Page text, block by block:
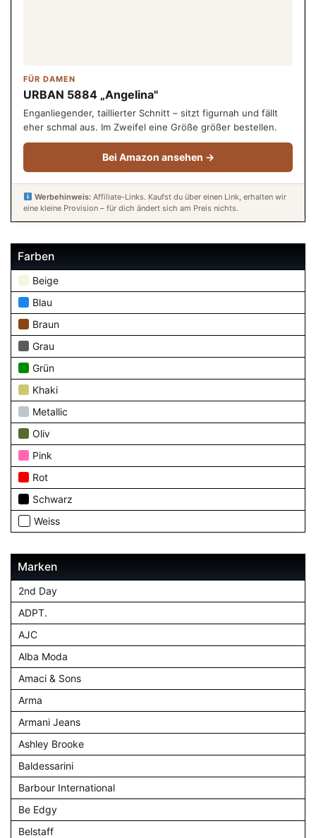
FÜR DAMEN
URBAN 5884 „Angelina"
Enganliegender, taillierter Schnitt – sitzt figurnah und fällt
eher schmal aus. Im Zweifel eine Größe größer bestellen.
Bei Amazon ansehen →
Werbehinweis:Affiliate-Links. Kaufst du über einen Link, erhalten wir
eine kleine Provision – für dich ändert sich am Preis nichts.
Farben
Beige
Blau
Braun
Grau
Grün
Khaki
Metallic
Oliv
Pink
Rot
Schwarz
Weiss
Marken
2nd Day
ADPT.
AJC
Alba Moda
Amaci & Sons
Arma
Armani Jeans
Ashley Brooke
Baldessarini
Barbour International
Be Edgy
Belstaff